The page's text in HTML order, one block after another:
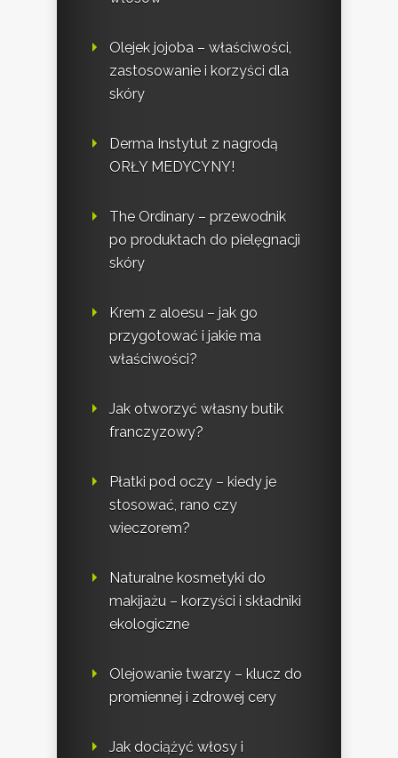
Olejek jojoba – właściwości,
zastosowanie i korzyści dla
skóry
Derma Instytut z nagrodą
ORŁY MEDYCYNY!
The Ordinary – przewodnik
po produktach do pielęgnacji
skóry
Krem z aloesu – jak go
przygotować i jakie ma
właściwości?
Jak otworzyć własny butik
franczyzowy?
Płatki pod oczy – kiedy je
stosować, rano czy
wieczorem?
Naturalne kosmetyki do
makijażu – korzyści i składniki
ekologiczne
Olejowanie twarzy – klucz do
promiennej i zdrowej cery
Jak dociążyć włosy i